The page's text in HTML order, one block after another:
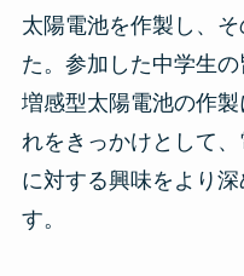
太陽電池を作製し、
た。参加した中学生
増感型太陽電池の作
れをきっかけとして
に対する興味をより
す。